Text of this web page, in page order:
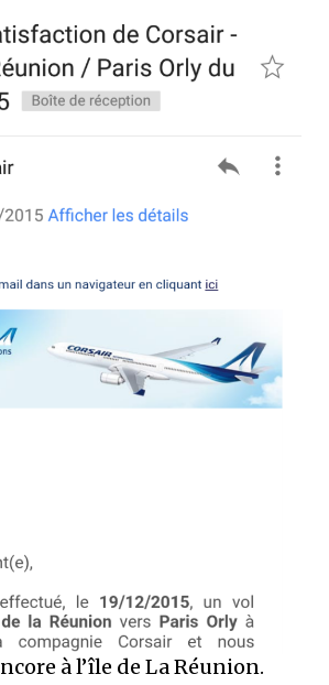
à l’île de La Réunion.